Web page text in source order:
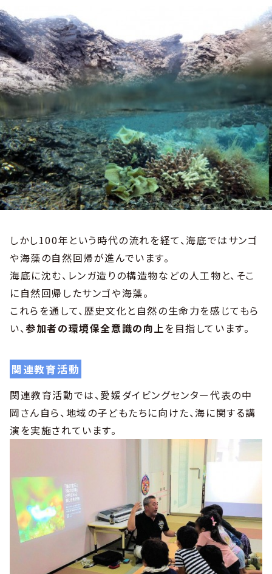
しかし100年という時代の流れを経て、海底ではサンゴ
や海藻の自然回帰が進んでいます。
海底に沈む、レンガ造りの構造物などの人工物と、そこ
に自然回帰したサンゴや海藻。
これらを通して、歴史文化と自然の生命力を感じてもら
い、参加者の環境保全意識の向上を目指しています。
関連教育活動
関連教育活動では、愛媛ダイビングセンター代表の中
岡さん自ら、地域の子どもたちに向けた、海に関する講
演を実施されています。